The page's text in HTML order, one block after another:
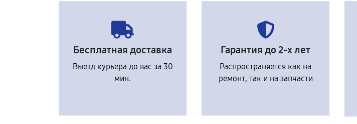
Бесплатная доставка
Выезд курьера до вас за 30
мин.
Гарантия до 2-х лет
Распространяется как на
ремонт, так и на запчасти